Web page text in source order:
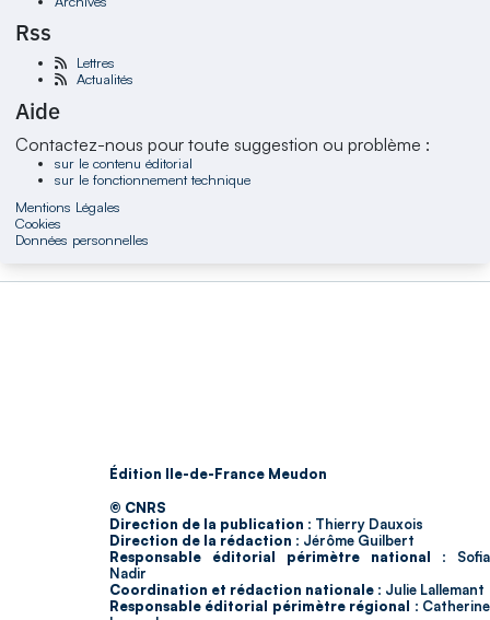
Rss
Lettres
Actualités
Aide
Contactez-nous pour toute suggestion ou problème :
sur le contenu éditorial
sur le fonctionnement technique
Mentions Légales
Cookies
Données personnelles
Édition Ile-de-France Meudon
© CNRS
Direction de la publication : Thierry Dauxois
Direction de la rédaction : Jérôme Guilbert
Responsable éditorial périmètre national : Sofia
Nadir
Coordination et rédaction nationale : Julie Lallemant
Responsable éditorial périmètre régional : Catherine